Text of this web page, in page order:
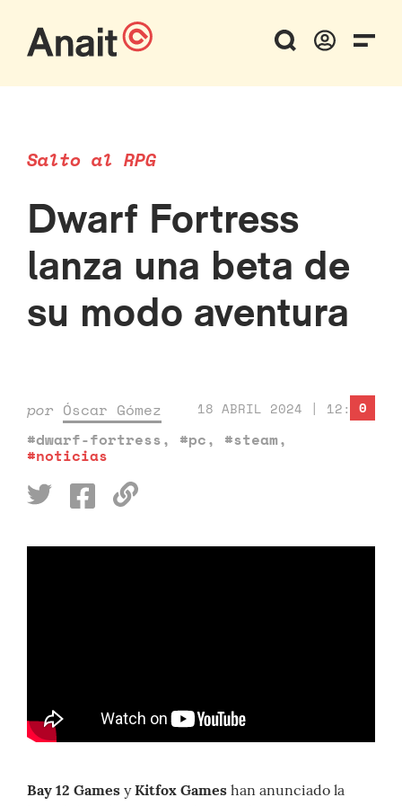
Salto al RPG
Dwarf Fortress
lanza una beta de
su modo aventura
por Óscar Gómez 18 ABRIL 2024 | 12:30
#dwarf-fortress, #pc, #steam,
#noticias
0
Bay 12 Games yKitfox Games han anunciado la